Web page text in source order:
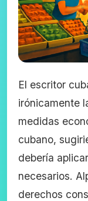
El escritor
irónicamente
medidas
cubano,
debería
necesarios.
derechos